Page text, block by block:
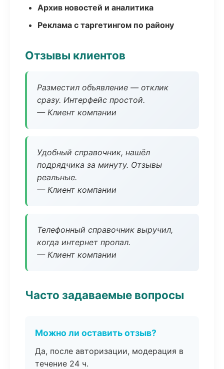
Архив новостей и аналитика
Реклама с таргетингом по району
Отзывы клиентов
Разместил объявление — отклик
сразу. Интерфейс простой.
— Клиент компании
Удобный справочник, нашёл
подрядчика за минуту. Отзывы
реальные.
— Клиент компании
Телефонный справочник выручил,
когда интернет пропал.
— Клиент компании
Часто задаваемые вопросы
Можно ли оставить отзыв?
Да, после авторизации, модерация в
течение 24 ч.